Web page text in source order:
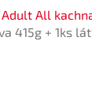
Adult All
415g + 1ks